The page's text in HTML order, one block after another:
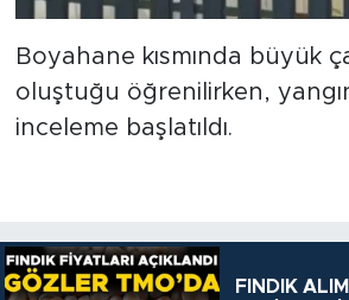
Boyahane kısmında büyük
oluştuğu öğrenilirken,
inceleme başlatıldı.
FINDIK